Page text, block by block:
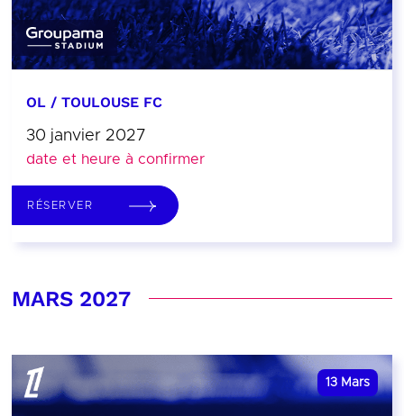
OL / TOULOUSE FC
30 janvier 2027
date et heure à confirmer
RÉSERVER
MARS 2027
13 Mars